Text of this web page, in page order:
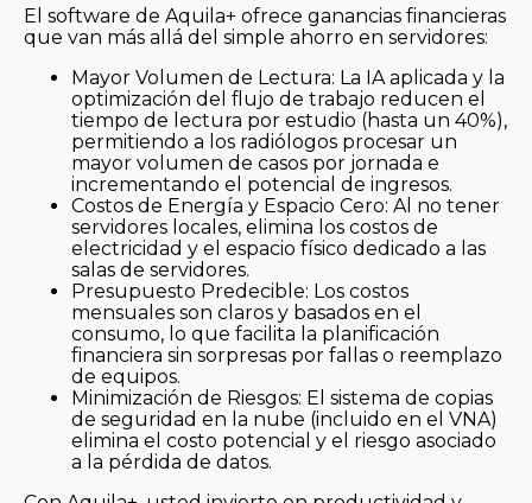
El software de Aquila+ ofrece ganancias financieras
que van más allá del simple ahorro en servidores:
Mayor Volumen de Lectura: La IA aplicada y la
optimización del flujo de trabajo reducen el
tiempo de lectura por estudio (hasta un 40%),
permitiendo a los radiólogos procesar un
mayor volumen de casos por jornada e
incrementando el potencial de ingresos.
Costos de Energía y Espacio Cero: Al no tener
servidores locales, elimina los costos de
electricidad y el espacio físico dedicado a las
salas de servidores.
Presupuesto Predecible: Los costos
mensuales son claros y basados en el
consumo, lo que facilita la planificación
financiera sin sorpresas por fallas o reemplazo
de equipos.
Minimización de Riesgos: El sistema de copias
de seguridad en la nube (incluido en el VNA)
elimina el costo potencial y el riesgo asociado
a la pérdida de datos.